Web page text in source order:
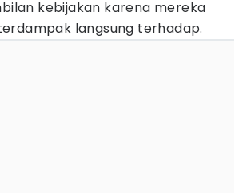
kebijakan karena mereka
langsung terhadap.